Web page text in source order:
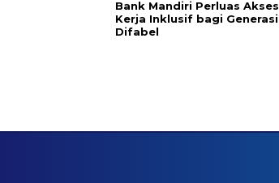
Bank Mandiri Perluas Akses
Kerja Inklusif bagi Generasi
Difabel